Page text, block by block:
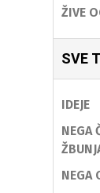
ŽIVE
SVE
IDEJE
NEGA
NEGA